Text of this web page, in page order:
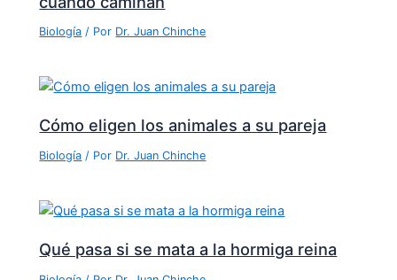
Biología / Por Dr. Juan Chinche
Cómo eligen los animales a su pareja
Biología / Por Dr. Juan Chinche
Qué pasa si se mata a la hormiga reina